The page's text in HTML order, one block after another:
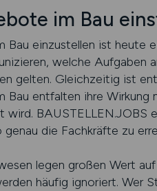
im Bau
Bau einzustellen ist heute
welche Aufgaben
gelten. Gleichzeitig ist
Bau entfalten ihre Wirkung
wird.
genau die Fachkräfte zu
legen großen Wert
häufig ignoriert. Wer